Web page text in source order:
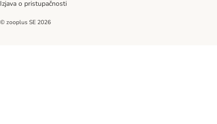
Izjava o pristupačnosti
© zooplus SE 2026